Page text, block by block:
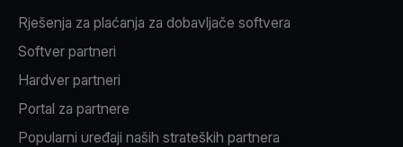
Rješenja za plaćanja za dobavljače softvera
Softver partneri
Hardver partneri
Portal za partnere
Popularni uređaji naših strateških partnera